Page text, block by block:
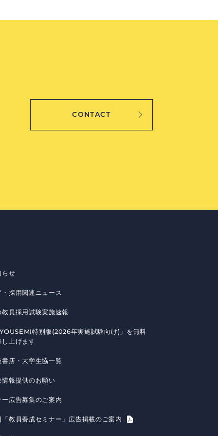
CONTACT
らせ
・採用関連ニュース
教員採用試験実施速報
特別版(2026年実施試験向け)」を無料
し上げます
書店・大学生協一覧
情報提供のお願い
ー広告募集のご案内
「教員養成セミナー」広告掲載のご案内